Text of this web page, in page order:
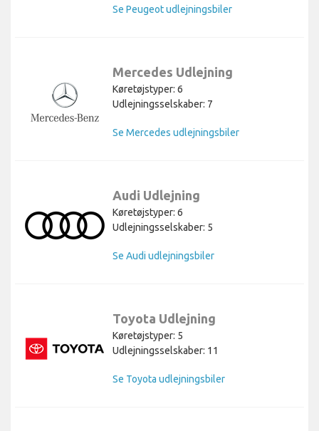
Se Peugeot udlejningsbiler
Mercedes Udlejning
Køretøjstyper: 6
Udlejningsselskaber: 7
Se Mercedes udlejningsbiler
Audi Udlejning
Køretøjstyper: 6
Udlejningsselskaber: 5
Se Audi udlejningsbiler
Toyota Udlejning
Køretøjstyper: 5
Udlejningsselskaber: 11
Se Toyota udlejningsbiler